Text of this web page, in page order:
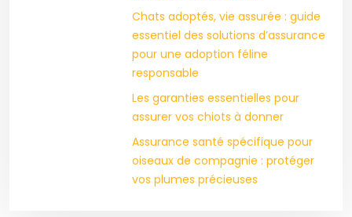
Chats adoptés, vie assurée : guide
essentiel des solutions d’assurance
pour une adoption féline
responsable
Les garanties essentielles pour
assurer vos chiots à donner
Assurance santé spécifique pour
oiseaux de compagnie : protéger
vos plumes précieuses